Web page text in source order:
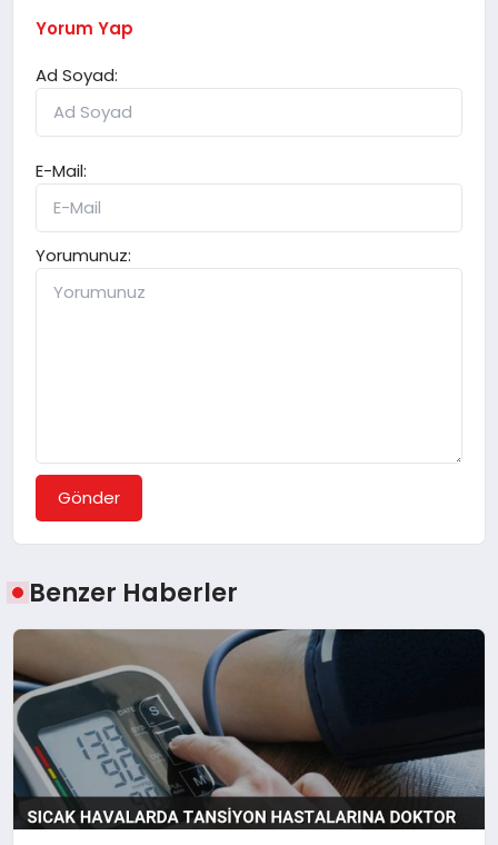
Yorum Yap
Ad Soyad:
E-Mail:
Yorumunuz:
Gönder
Benzer Haberler